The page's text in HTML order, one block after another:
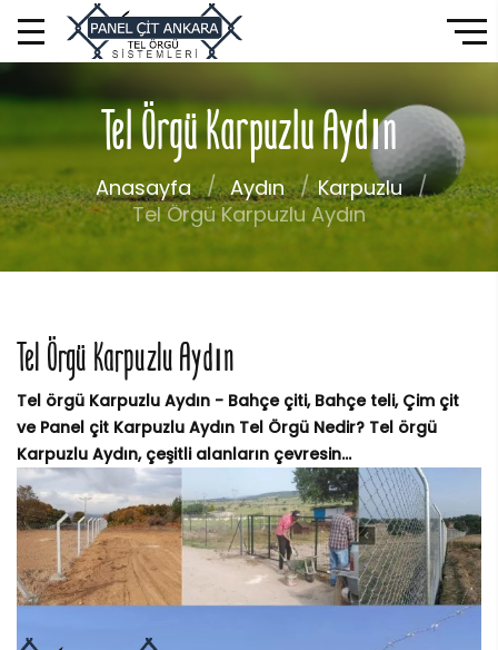
Tel Örgü Karpuzlu Aydın
Anasayfa Aydın
Karpuzlu
Tel Örgü Karpuzlu Aydın
Tel Örgü Karpuzlu Aydın
Tel örgü Karpuzlu Aydın - Bahçe çiti, Bahçe teli, Çim çit
ve Panel çit Karpuzlu Aydın Tel Örgü Nedir? Tel örgü
Karpuzlu Aydın, çeşitli alanların çevresin...